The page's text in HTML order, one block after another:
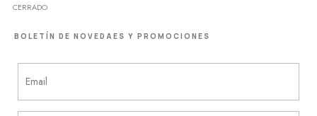
CERRADO
BOLETÍN DE NOVEDAES Y PROMOCIONES